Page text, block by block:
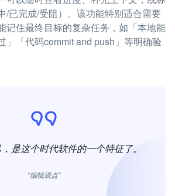
/已完成/受阻）。该功能特别适合需要
记住最终目标的复杂任务，如「本地能
」「代码commit and push」等明确验
是这个时代软件的一个特征了。
“编辑观点”